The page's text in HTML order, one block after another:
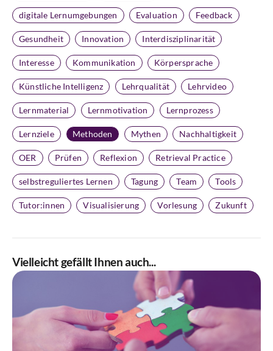
digitale Lernumgebungen Evaluation Feedback
Gesundheit Innovation Interdisziplinarität
Interesse Kommunikation Körpersprache
Künstliche Intelligenz Lehrqualität Lehrvideo
Lernmaterial Lernmotivation Lernprozess
Lernziele Methoden Mythen Nachhaltigkeit
OER Prüfen Reflexion Retrieval Practice
selbstreguliertes Lernen Tagung Team Tools
Tutor:innen Visualisierung Vorlesung Zukunft
Vielleicht gefällt Ihnen auch...